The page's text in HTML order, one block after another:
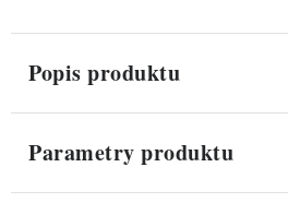
Popis produktu
Parametry produktu